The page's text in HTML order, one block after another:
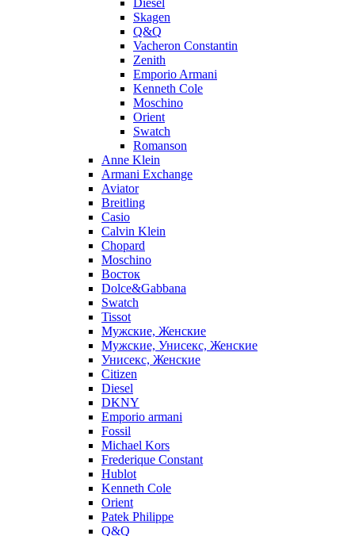
Diesel
Skagen
Q&Q
Vacheron Constantin
Zenith
Emporio Armani
Kenneth Cole
Moschino
Orient
Swatch
Romanson
Anne Klein
Armani Exchange
Aviator
Breitling
Casio
Calvin Klein
Chopard
Moschino
Восток
Dolce&Gabbana
Swatch
Tissot
Мужские, Женские
Мужские, Унисекс, Женские
Унисекс, Женские
Citizen
Diesel
DKNY
Emporio armani
Fossil
Michael Kors
Frederique Constant
Hublot
Kenneth Cole
Orient
Patek Philippe
Q&Q